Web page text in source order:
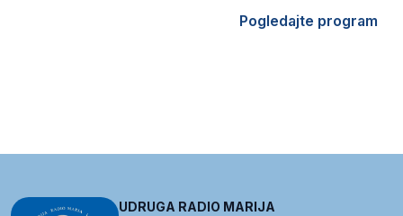
Pogledajte program
UDRUGA RADIO MARIJA